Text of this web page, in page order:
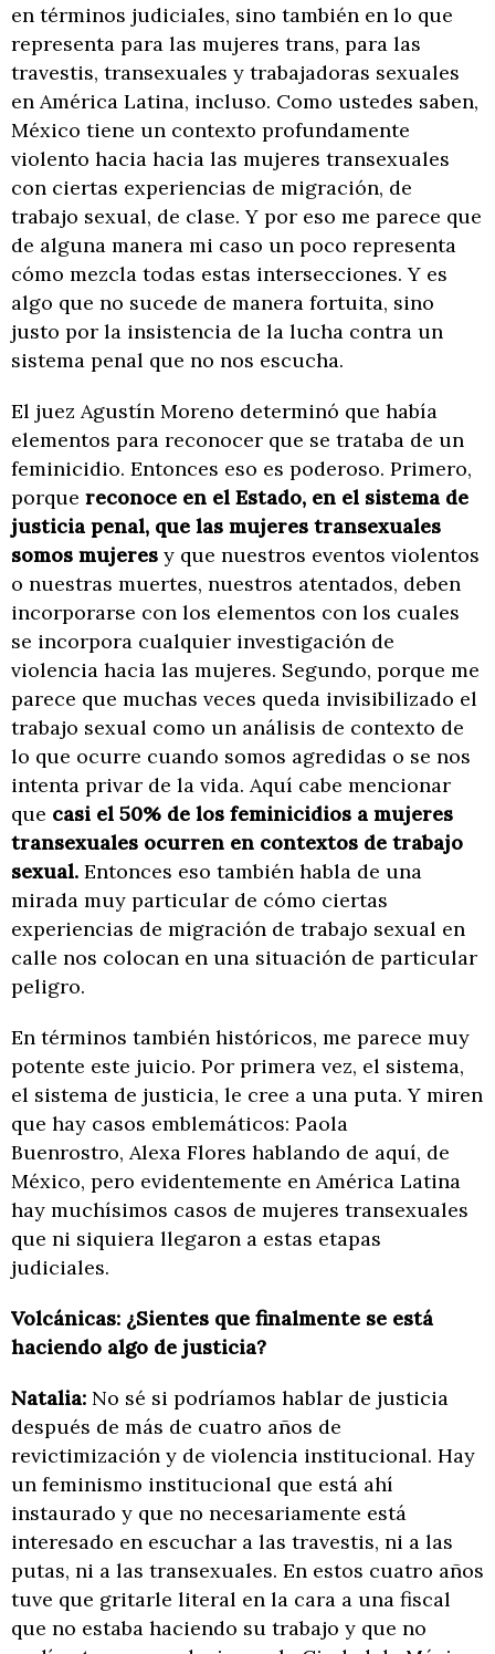
en términos judiciales, sino también en lo que
representa para las mujeres trans, para las
travestis, transexuales y trabajadoras sexuales
en América Latina, incluso. Como ustedes saben,
México tiene un contexto profundamente
violento hacia hacia las mujeres transexuales
con ciertas experiencias de migración, de
trabajo sexual, de clase. Y por eso me parece que
de alguna manera mi caso un poco representa
cómo mezcla todas estas intersecciones. Y es
algo que no sucede de manera fortuita, sino
justo por la insistencia de la lucha contra un
sistema penal que no nos escucha.
El juez Agustín Moreno determinó que había
elementos para reconocer que se trataba de un
feminicidio. Entonces eso es poderoso. Primero,
porque reconoce en el Estado, en el sistema de
justicia penal, que las mujeres transexuales
somos mujeres y que nuestros eventos violentos
o nuestras muertes, nuestros atentados, deben
incorporarse con los elementos con los cuales
se incorpora cualquier investigación de
violencia hacia las mujeres. Segundo, porque me
parece que muchas veces queda invisibilizado el
trabajo sexual como un análisis de contexto de
lo que ocurre cuando somos agredidas o se nos
intenta privar de la vida. Aquí cabe mencionar
que casi el 50% de los feminicidios a mujeres
transexuales ocurren en contextos de trabajo
sexual. Entonces eso también habla de una
mirada muy particular de cómo ciertas
experiencias de migración de trabajo sexual en
calle nos colocan en una situación de particular
peligro.
En términos también históricos, me parece muy
potente este juicio. Por primera vez, el sistema,
el sistema de justicia, le cree a una puta. Y miren
que hay casos emblemáticos: Paola
Buenrostro, Alexa Flores hablando de aquí, de
México, pero evidentemente en América Latina
hay muchísimos casos de mujeres transexuales
que ni siquiera llegaron a estas etapas
judiciales.
Volcánicas: ¿Sientes que finalmente se está
haciendo algo de justicia?
Natalia: No sé si podríamos hablar de justicia
después de más de cuatro años de
revictimización y de violencia institucional. Hay
un feminismo institucional que está ahí
instaurado y que no necesariamente está
interesado en escuchar a las travestis, ni a las
putas, ni a las transexuales. En estos cuatro años
tuve que gritarle literal en la cara a una fiscal
que no estaba haciendo su trabajo y que no